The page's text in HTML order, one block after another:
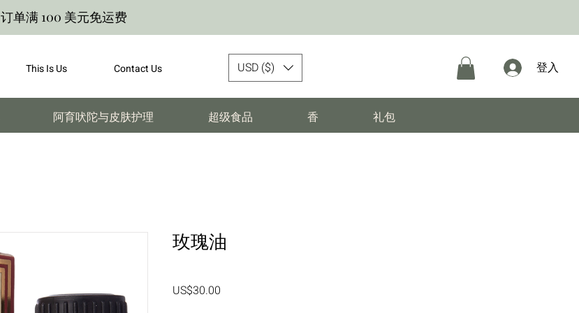
订单满 100 美元免运费
This Is Us Contact Us USD ($) 登入
阿育吠陀与皮肤护理 超级食品 香 礼包
玫瑰油
US$30.00